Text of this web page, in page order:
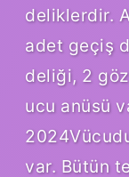
deliklerdir.
adet geçiş
deliği, 2
ucu anüsü
var. Bütün